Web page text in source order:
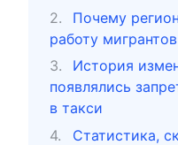
Почему
работу
История
появлялись
в такси
Статистика,